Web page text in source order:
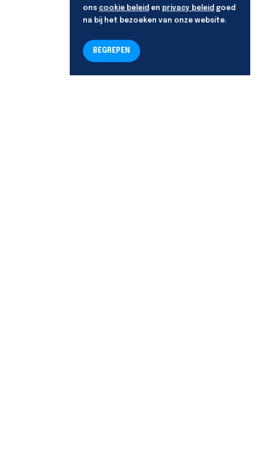
ons cookie beleid en privacy beleid goed
na bij het bezoeken van onze website.
BEGREPEN